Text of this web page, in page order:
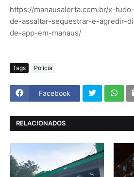
https://manausalerta.com.br/x-
de-assaltar-sequestrar-e-agredir-
de-app-em-manaus/
Tags Polícia
Facebook
RELACIONADOS